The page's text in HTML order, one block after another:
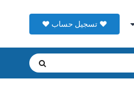
♥ تسجيل حساب ♥